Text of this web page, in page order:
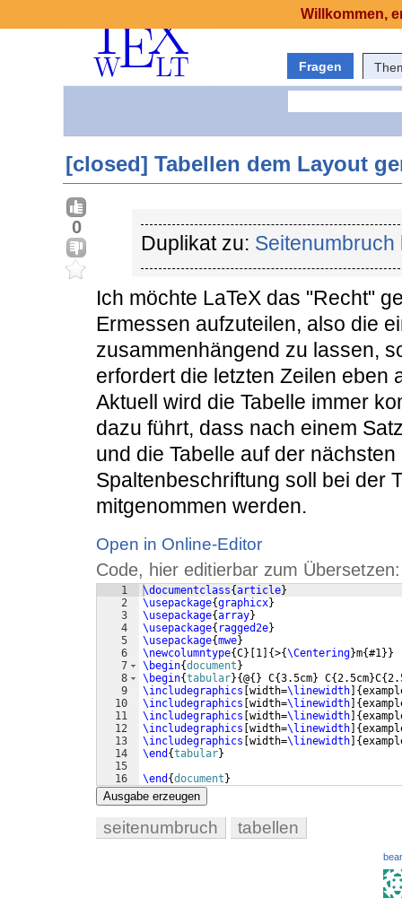
Fragen
[closed] Tabellen dem Layout
0
Duplikat zu:
Ich möchte LaTeX das "Recht"
Ermessen aufzuteilen, also die
zusammenhängend zu lassen,
erfordert die letzten Zeilen eben
Aktuell wird die Tabelle immer
dazu führt, dass nach einem
und die Tabelle auf der
Spaltenbeschriftung soll bei der
mitgenommen werden.
Open in Online-Editor
Code, hier editierbar zum Übersetzen:
1
2
3
4
5
6
7
8
9
10
11
12
13
14
15
16
\documentclass{article}
\usepackage{graphicx}
\usepackage{array}
\usepackage{ ragged2e}
\usepackage{mwe}
\newcolumntype{C} [1 ] {>{\Centering}m{#1 }}
\begin{document}
\begin{tabular}{@{} C{3.5cm} C{2.5cm}C{
\includegraphics [width=\linewidth] {
\includegraphics [width=\linewidth] {
\includegraphics [width=\linewidth] {
\includegraphics [width=\linewidth] {
\includegraphics [width=\linewidth] {
\end {tabular}
\end {document}
Ausgabe erzeugen
seitenumbruch tabellen
Willkommen,